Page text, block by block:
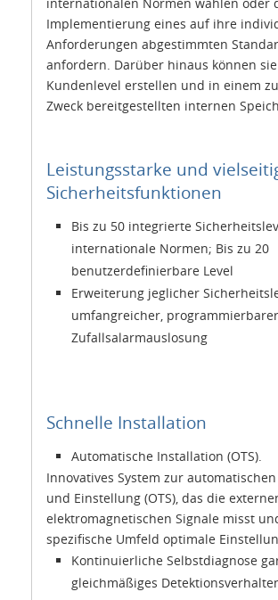
Implementierung eines auf ihre
Anforderungen abgestimmten
anfordern. Darüber hinaus können
Kundenlevel erstellen und in einem
Zweck bereitgestellten internen
Leistungsstarke und
Sicherheitsfunktionen
Bis zu 50 integrierte
internationale Normen; Bis zu 20
benutzerdefinierbare Level
Erweiterung jeglicher
umfangreicher, programmierbarer
Zufallsalarmauslosung
Schnelle Installation
Automatische Installation (OTS).
Innovatives System zur
und Einstellung (OTS), das die
elektromagnetischen Signale misst
spezifische Umfeld optimale
Kontinuierliche Selbstdiagnose
gleichmäßiges